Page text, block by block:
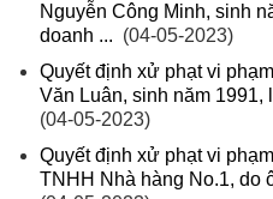
Nguyễn Công Minh, sinh
doanh ... (04-05-2023)
Quyết định xử phạt vi
Văn Luân, sinh năm 1991,
(04-05-2023)
Quyết định xử phạt vi
TNHH Nhà hàng No.1, do